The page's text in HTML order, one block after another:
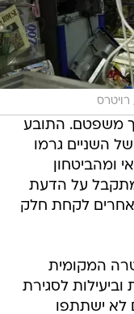
רויטרס
משפטם. התובע
השניים גרמו
ומהביטחון
מתקבל על הדעת
אחרים לקחת חלק
המקומית
לסגירת
לא ישתתפו